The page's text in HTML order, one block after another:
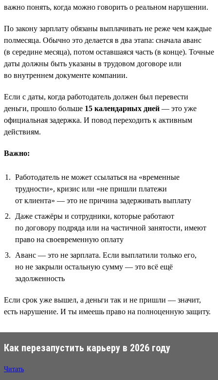
важно понять, когда можно говорить о реальном нарушении.
По закону зарплату обязаны выплачивать не реже чем каждые
полмесяца. Обычно это делается в два этапа: сначала аванс
(в середине месяца), потом оставшаяся часть (в конце). Точные
даты должны быть указаны в трудовом договоре или
во внутреннем документе компании.
Если с даты, когда работодатель должен был перевести
деньги, прошло больше 15 календарных дней — это уже
официальная задержка. И повод переходить к активным
действиям.
Важно:
Работодатель не может ссылаться на «временные
трудности», кризис или «не пришли платежи
от клиента» — это не причина задерживать выплату
Даже стажёры и сотрудники, которые работают
по договору подряда или на частичной занятости, имеют
право на своевременную оплату
Аванс — это не зарплата. Если выплатили только его,
но не закрыли остальную сумму — это всё ещё
задолженность
Если срок уже вышел, а деньги так и не пришли — значит,
есть нарушение. И ты имеешь право на полноценную защиту.
Как перезапустить карьеру в 2026 году
Читать